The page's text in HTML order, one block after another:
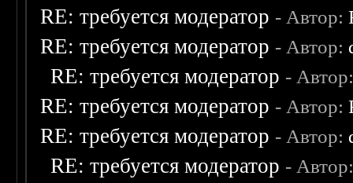
RE: требуется модератор - Автор:
RE: требуется модератор - Автор:
RE: требуется модератор -
RE: требуется модератор - Автор:
RE: требуется модератор - Автор:
RE: требуется модератор -